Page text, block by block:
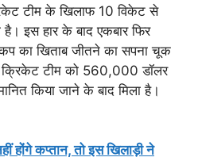
टीम के खिलाफ 10 विकेट से
इस हार के बाद एकबार फिर
कप का खिताब जीतने का सपना चूक
क्रिकेट टीम को 560,000 डॉलर
किया जाने के बाद मिला है।
होंगे कप्तान, तो इस खिलाड़ी ने